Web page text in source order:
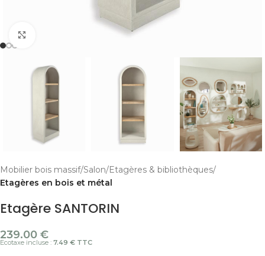
Cliquer pour agrandir
Mobilier bois massif Salon Etagères & bibliothèques
Etagères en bois et métal
Etagère SANTORIN
239.00 €
Ecotaxe incluse : 7.49 € TTC